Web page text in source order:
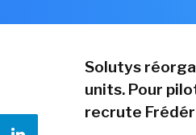
Solutys
units. Pour
recrute